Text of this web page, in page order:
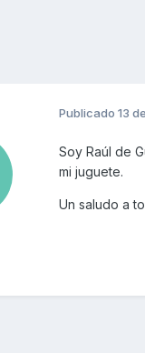
Publicado 13
Soy Raúl de
mi juguete.
Un saludo a